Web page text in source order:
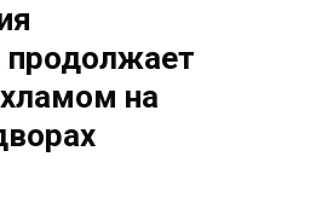
продолжает
на